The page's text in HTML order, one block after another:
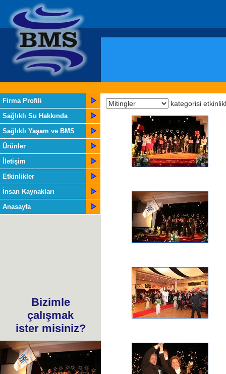
Firma Profili
Sağlıklı Su Hakkında
Sağlıklı Yaşam ve BMS
Ürünler
İletişim
Etkinlikler
İnsan Kaynakları
Anasayfa
Bizimle
çalışmak
ister misiniz?
kategorisi